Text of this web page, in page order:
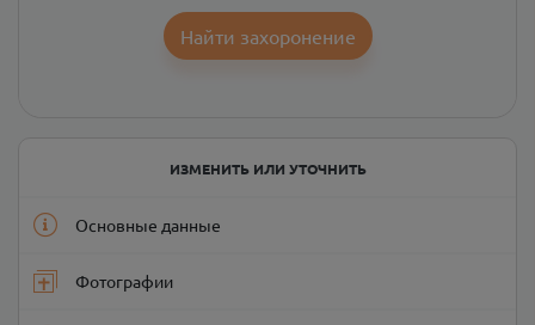
Найти захоронение
ИЗМЕНИТЬ ИЛИ УТОЧНИТЬ
Основные данные
Фотографии